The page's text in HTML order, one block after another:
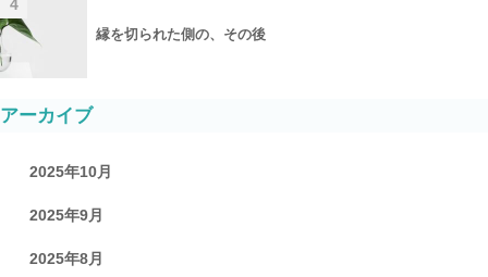
4
縁を切られた側の、その後
アーカイブ
2025年10月
2025年9月
2025年8月